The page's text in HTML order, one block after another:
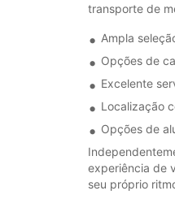
transporte de
Ampla
Opções de
Excelente
Localização
Opções de
experiência de
seu próprio